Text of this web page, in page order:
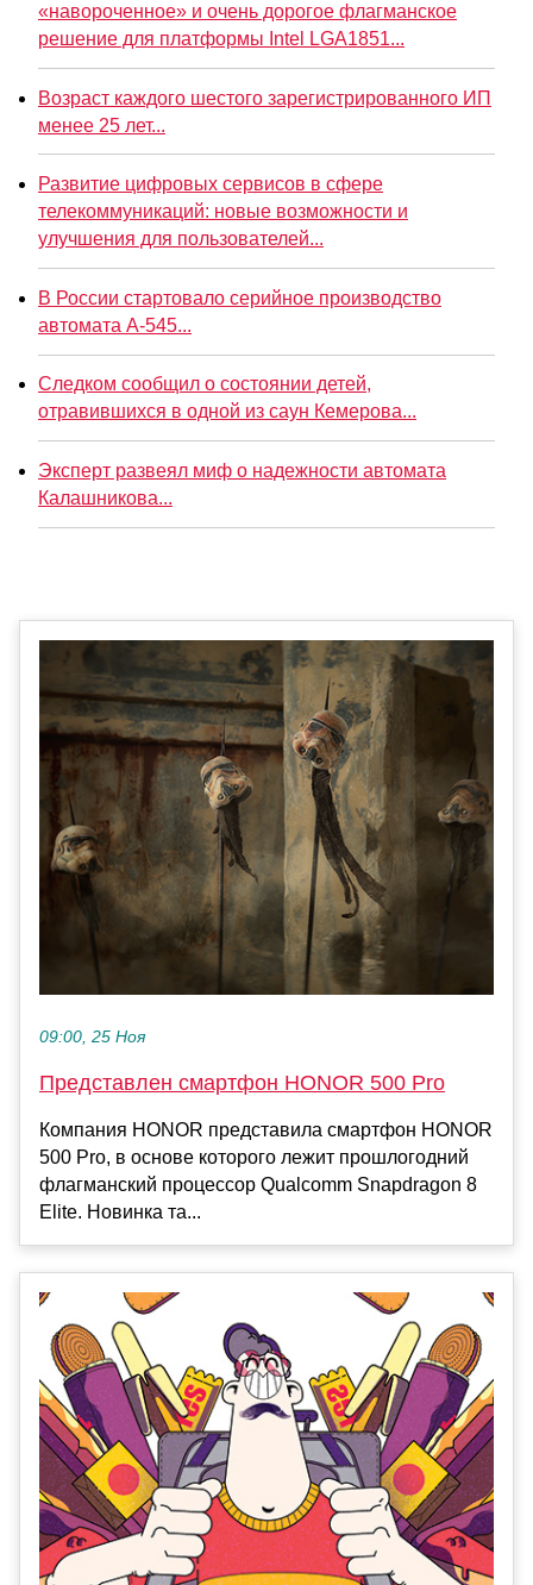
«навороченное» и очень дорогое флагманское
решение для платформы Intel LGA1851...
Возраст каждого шестого зарегистрированного ИП
менее 25 лет...
Развитие цифровых сервисов в сфере
телекоммуникаций: новые возможности и
улучшения для пользователей...
В России стартовало серийное производство
автомата А-545...
Следком сообщил о состоянии детей,
отравившихся в одной из саун Кемерова...
Эксперт развеял миф о надежности автомата
Калашникова...
09:00, 25 Ноя
Представлен смартфон HONOR 500 Pro
Компания HONOR представила смартфон HONOR
500 Pro, в основе которого лежит прошлогодний
флагманский процессор Qualcomm Snapdragon 8
Elite. Новинка та...